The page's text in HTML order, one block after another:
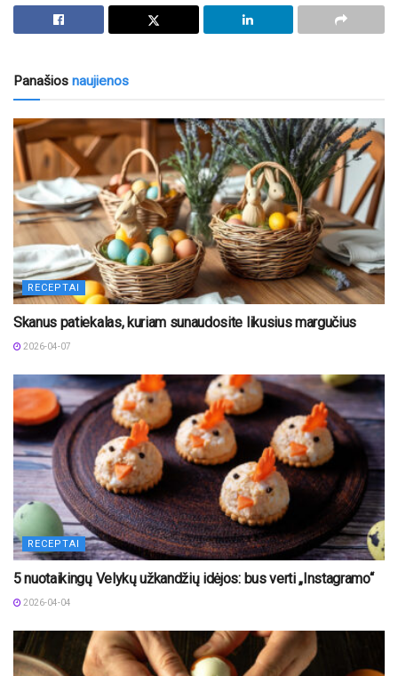
Panašios naujienos
RECEPTAI
Skanus patiekalas, kuriam sunaudosite likusius margučius
2026-04-07
RECEPTAI
5 nuotaikingų Velykų užkandžių idėjos: bus verti „Instagramo“
2026-04-04